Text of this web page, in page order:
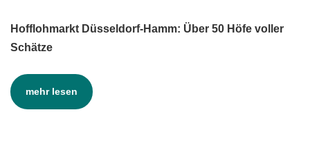
Hofflohmarkt Düsseldorf-Hamm: Über 50 Höfe voller
Schätze
mehr lesen